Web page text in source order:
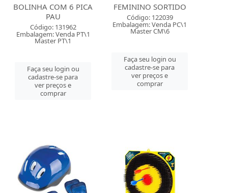
BOLINHA COM 6 PICA
PAU
Código: 131962
Embalagem: Venda PT\1
Master PT\1
Faça seu login ou
cadastre-se para
ver preços e
comprar
FEMININO SORTIDO
Código: 122039
Embalagem: Venda PC\1
Master CM\6
Faça seu login ou
cadastre-se para
ver preços e
comprar